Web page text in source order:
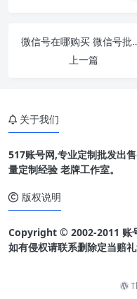
微信号在哪购买
上一篇
关于我们
517账号网,专业定制批发出
量定制经验 老牌工作室。
版权说明
Copyright © 2002-2011 账
如有侵权请联系删除定当赔